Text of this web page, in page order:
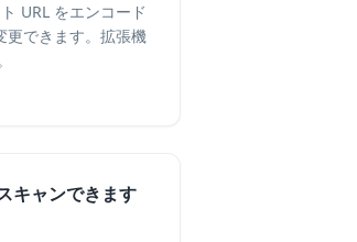
URL をエンコード
更できます。拡張機
キャンできます